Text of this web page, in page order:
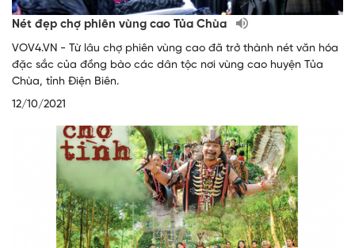
Nét đẹp chợ phiên vùng cao Tủa Chùa
VOV4.VN - Từ lâu chợ phiên vùng cao đã trở thành nét văn hóa
đặc sắc của đồng bào các dân tộc nơi vùng cao huyện Tủa
Chùa, tỉnh Điện Biên.
12/10/2021